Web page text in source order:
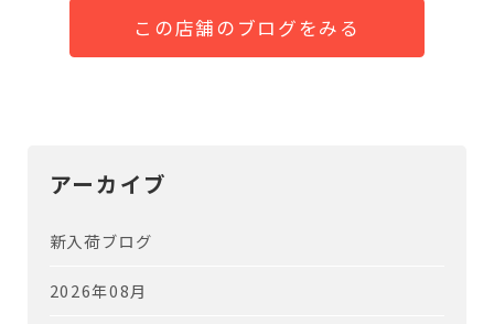
この店舗のブログをみる
アーカイブ
新入荷ブログ
2026年08月